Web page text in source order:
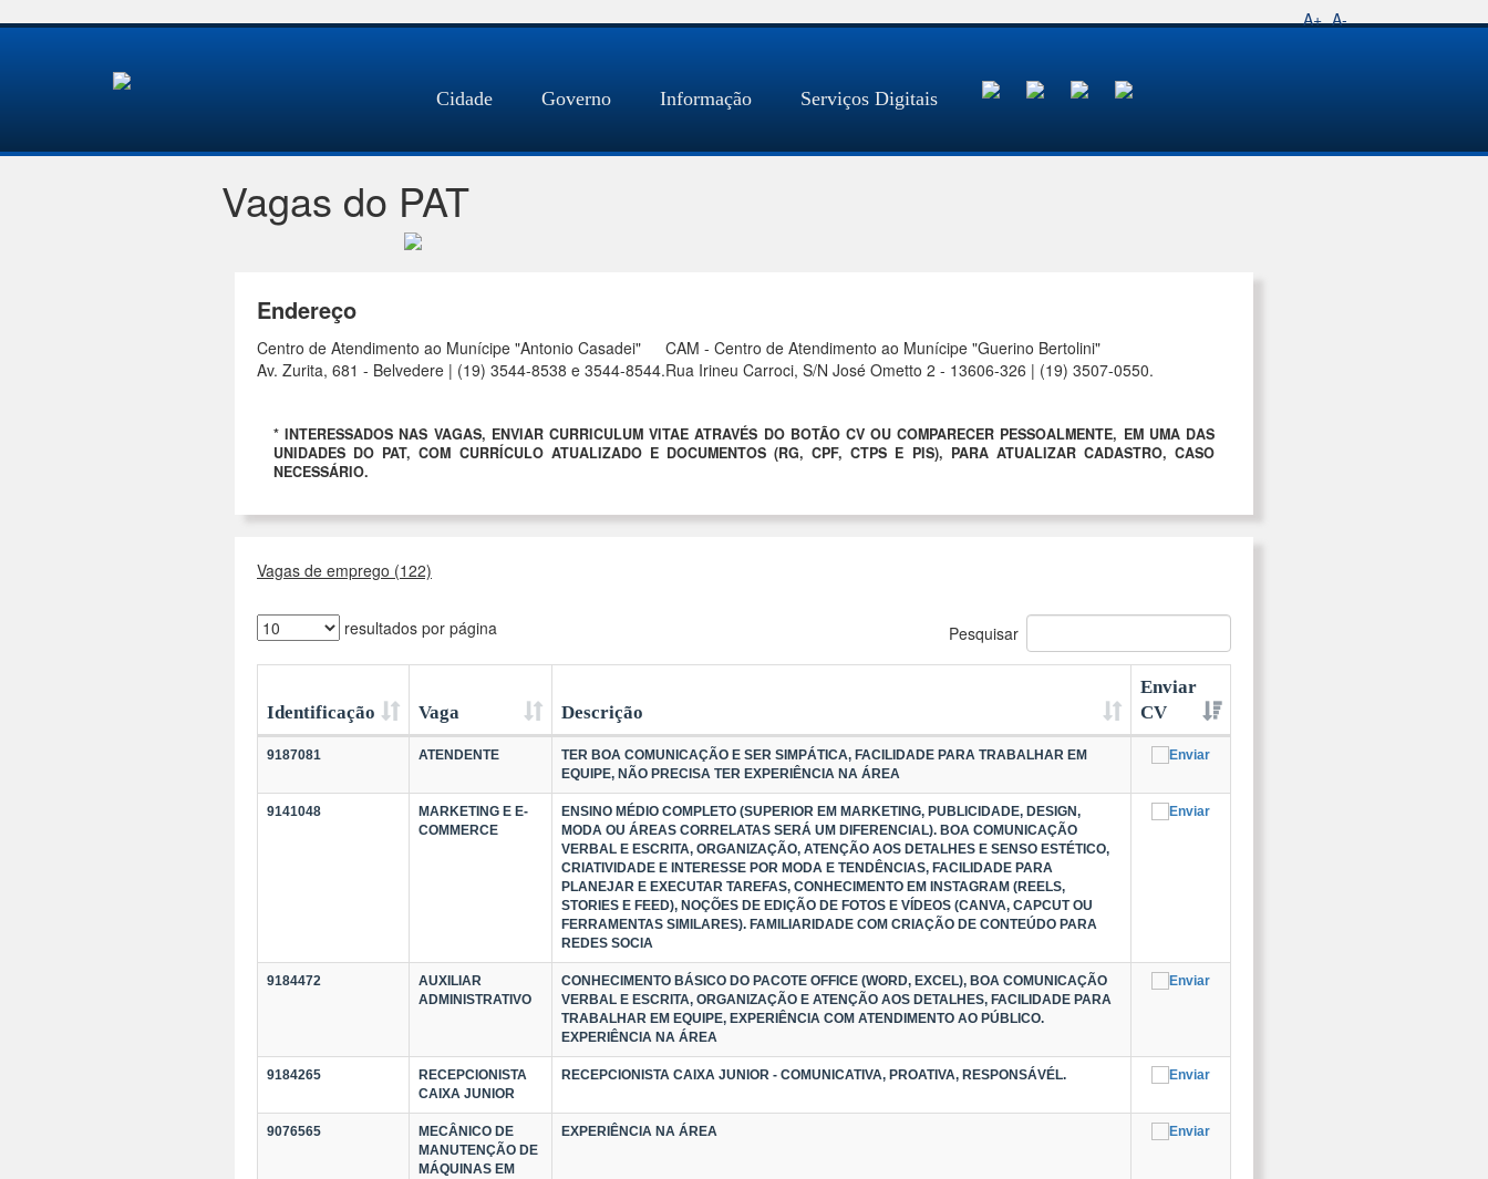
A+ A-
Cidade Governo Informação Serviços Digitais
Vagas do PAT
Endereço
Centro de Atendimento ao Munícipe "Antonio Casadei"
Av. Zurita, 681 - Belvedere | (19) 3544-8538 e 3544-8544.
CAM - Centro de Atendimento ao Munícipe "Guerino Bertolini"
Rua Irineu Carroci, S/N José Ometto 2 - 13606-326 | (19) 3507-0550.
* INTERESSADOS NAS VAGAS, ENVIAR CURRICULUM VITAE ATRAVÉS DO BOTÃO CV OU COMPARECER PESSOALMENTE, EM UMA DAS
UNIDADES DO PAT, COM CURRÍCULO ATUALIZADO E DOCUMENTOS (RG, CPF, CTPS E PIS), PARA ATUALIZAR CADASTRO, CASO
NECESSÁRIO.
Vagas de emprego (122)
resultados por página Pesquisar
Identificação Vaga Descrição
Enviar
CV
9187081 ATENDENTE
TER BOA COMUNICAÇÃO E SER SIMPÁTICA, FACILIDADE PARA TRABALHAR EM
EQUIPE, NÃO PRECISA TER EXPERIÊNCIA NA ÁREA
9141048
MARKETING E E-
COMMERCE
ENSINO MÉDIO COMPLETO (SUPERIOR EM MARKETING, PUBLICIDADE, DESIGN,
MODA OU ÁREAS CORRELATAS SERÁ UM DIFERENCIAL). BOA COMUNICAÇÃO
VERBAL E ESCRITA, ORGANIZAÇÃO, ATENÇÃO AOS DETALHES E SENSO ESTÉTICO,
CRIATIVIDADE E INTERESSE POR MODA E TENDÊNCIAS, FACILIDADE PARA
PLANEJAR E EXECUTAR TAREFAS, CONHECIMENTO EM INSTAGRAM (REELS,
STORIES E FEED), NOÇÕES DE EDIÇÃO DE FOTOS E VÍDEOS (CANVA, CAPCUT OU
FERRAMENTAS SIMILARES). FAMILIARIDADE COM CRIAÇÃO DE CONTEÚDO PARA
REDES SOCIA
9184472
AUXILIAR
ADMINISTRATIVO
CONHECIMENTO BÁSICO DO PACOTE OFFICE (WORD, EXCEL), BOA COMUNICAÇÃO
VERBAL E ESCRITA, ORGANIZAÇÃO E ATENÇÃO AOS DETALHES, FACILIDADE PARA
TRABALHAR EM EQUIPE, EXPERIÊNCIA COM ATENDIMENTO AO PÚBLICO.
EXPERIÊNCIA NA ÁREA
9184265
RECEPCIONISTA
CAIXA JUNIOR
RECEPCIONISTA CAIXA JUNIOR - COMUNICATIVA, PROATIVA, RESPONSÁVÉL.
9076565
MECÂNICO DE
MANUTENÇÃO DE
MÁQUINAS EM
EXPERIÊNCIA NA ÁREA